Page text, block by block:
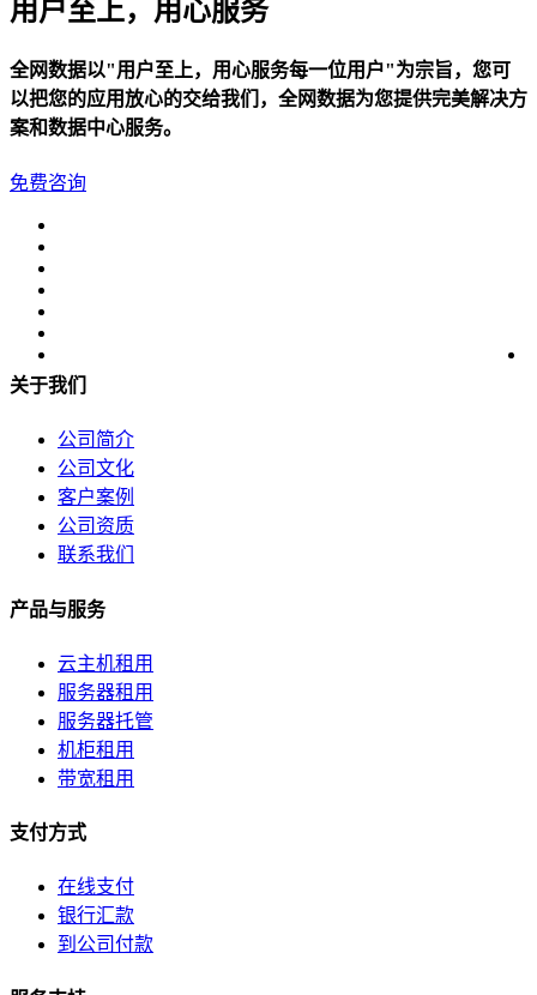
公司简介
联系方式
用户至上，用心服务
全网数据以"用户至上，用心服务每一位用户"为宗旨，您可
以把您的应用放心的交给我们，全网数据为您提供完美解决方
案和数据中心服务。
免费咨询
关于我们
公司简介
公司文化
客户案例
公司资质
联系我们
产品与服务
云主机租用
服务器租用
服务器托管
机柜租用
带宽租用
支付方式
在线支付
银行汇款
到公司付款